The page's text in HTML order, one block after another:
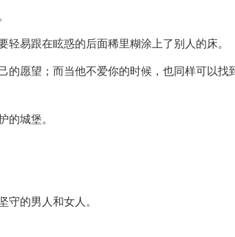
易跟在眩惑的后面稀里糊涂上了别人的床。
的愿望；而当他不爱你的时候，也同样可以找
城堡。
的男人和女人。